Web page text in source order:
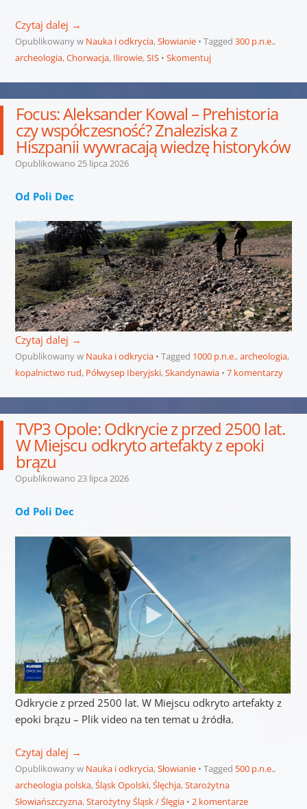
Czytaj dalej →
Opublikowany w Nauka i odkrycia,Słowianie Tagged 300 p.n.e.,
archeologia,Chorwacja, Ilirowie,SIS Skomentuj
Focus: Aleksander Kowal – Prehistoria
czy współczesność? Znaleziska z
Hiszpanii wywracają wiedzę historyków
Opublikowano 25 lipca 2026
Od Poli Dec
Czytaj dalej →
Opublikowany w Nauka i odkrycia Tagged 1000 p.n.e.,archeologia,
kopalnictwo rud, Półwysep Iberyjski,Skandynawia 7 komentarzy
TVP3 Opole: Odkrycie z przed 2500 lat.
W Miejscu odkryto artefakty z epoki
brązu
Opublikowano 23 lipca 2026
Od Poli Dec
Odkrycie z przed 2500 lat. W Miejscu odkryto artefakty z
epoki brązu – Plik video na ten temat u źródła.
Czytaj dalej →
Opublikowany w Nauka i odkrycia,Słowianie Tagged 500 p.n.e.,
archeologia polska,Śląsk Opolski,Ślęchja,Starożytna
Słowiańszczyzna,Starożytny Śląsk / Ślęgia 2 komentarze